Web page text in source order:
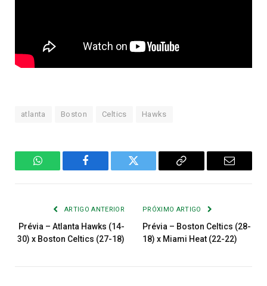
atlanta Boston Celtics Hawks
WhatsAppFacebook Twitter
Copiar
E-
ARTIGO ANTERIOR
Prévia – Atlanta Hawks (14-
30) x Boston Celtics (27-18)
PRÓXIMO ARTIGO
Prévia – Boston Celtics (28-
18) x Miami Heat (22-22)